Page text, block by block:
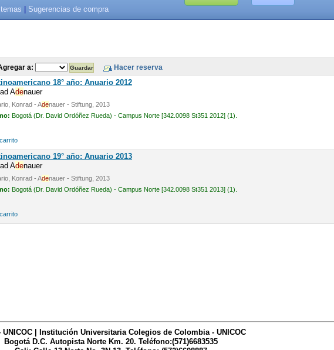
Sugerencias de compra
a:
18° año: Anuario 2012
Adenauer
Konrad - Adenauer - Stiftung, 2013
Bogotá (Dr. David Ordóñez Rueda) - Campus Norte [342.0098 St351 2012] (1).
19° año: Anuario 2013
Adenauer
Konrad - Adenauer - Stiftung, 2013
Bogotá (Dr. David Ordóñez Rueda) - Campus Norte [342.0098 St351 2013] (1).
UNICOC | Institución Universitaria Colegios de Colombia - UNICOC
Bogotá D.C. Autopista Norte Km. 20. Teléfono:(571)6683535